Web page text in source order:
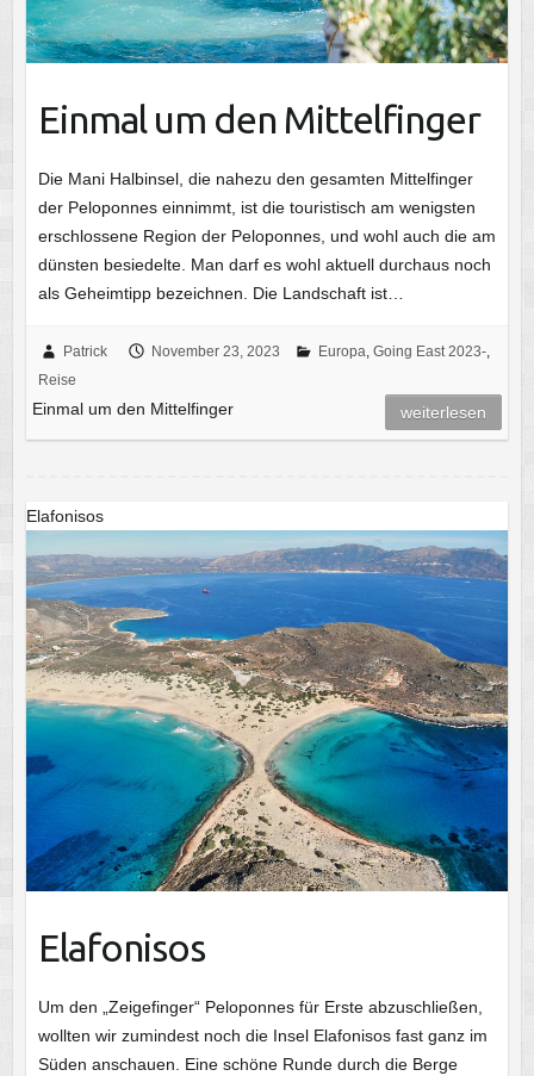
Einmal um den Mittelfinger
Die Mani Halbinsel, die nahezu den gesamten Mittelfinger
der Peloponnes einnimmt, ist die touristisch am wenigsten
erschlossene Region der Peloponnes, und wohl auch die am
dünsten besiedelte. Man darf es wohl aktuell durchaus noch
als Geheimtipp bezeichnen. Die Landschaft ist…
Patrick November 23, 2023 Europa Going East 2023-,
Reise
Einmal um den Mittelfinger weiterlesen
Elafonisos
Elafonisos
Um den „Zeigefinger“ Peloponnes für Erste abzuschließen,
wollten wir zumindest noch die Insel Elafonisos fast ganz im
Süden anschauen. Eine schöne Runde durch die Berge